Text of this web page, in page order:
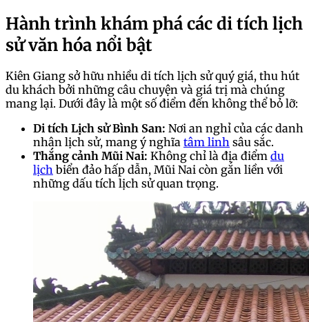
Hành trình khám phá các di tích lịch
sử văn hóa nổi bật
Kiên Giang sở hữu nhiều di tích lịch sử quý giá, thu hút
du khách bởi những câu chuyện và giá trị mà chúng
mang lại. Dưới đây là một số điểm đến không thể bỏ lỡ:
Di tích Lịch sử Bình San: Nơi an nghỉ của các danh
nhân lịch sử, mang ý nghĩa tâm linh sâu sắc.
Thắng cảnh Mũi Nai: Không chỉ là địa điểm du
lịch biển đảo hấp dẫn, Mũi Nai còn gắn liền với
những dấu tích lịch sử quan trọng.